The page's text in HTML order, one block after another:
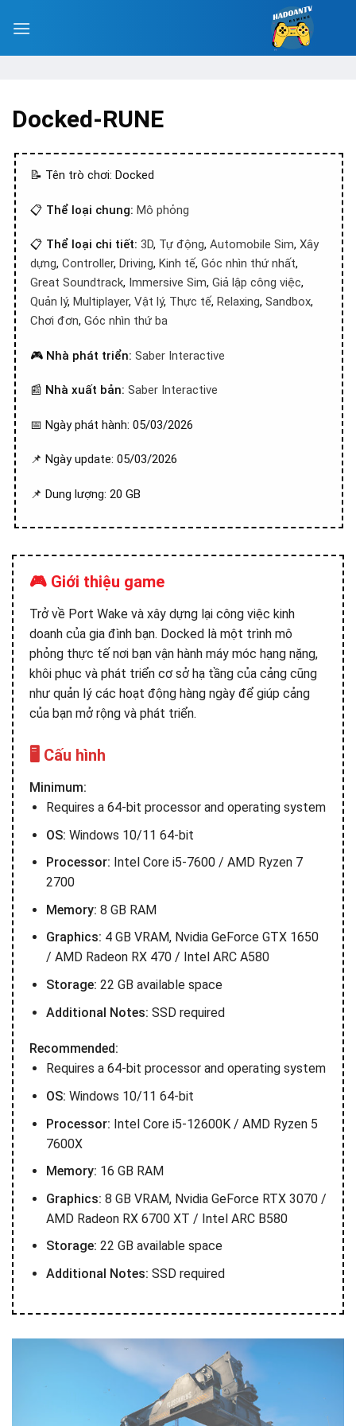
Docked-RUNE
📝 Tên trò chơi: Docked
📋 Thể loại chung: Mô phỏng
📋 Thể loại chi tiết: 3D, Tự động, Automobile Sim, Xây
dựng, Controller, Driving, Kinh tế, Góc nhìn thứ nhất,
Great Soundtrack, Immersive Sim, Giả lập công việc,
Quản lý, Multiplayer, Vật lý, Thực tế, Relaxing, Sandbox,
Chơi đơn, Góc nhìn thứ ba
🎮 Nhà phát triển: Saber Interactive
📰 Nhà xuất bản: Saber Interactive
📅 Ngày phát hành: 05/03/2026
📌 Ngày update: 05/03/2026
📌 Dung lượng: 20 GB
🎮 Giới thiệu game
Trở về Port Wake và xây dựng lại công việc kinh
doanh của gia đình bạn. Docked là một trình mô
phỏng thực tế nơi bạn vận hành máy móc hạng nặng,
khôi phục và phát triển cơ sở hạ tầng của cảng cũng
như quản lý các hoạt động hàng ngày để giúp cảng
của bạn mở rộng và phát triển.
🖥️ Cấu hình
Minimum:
Requires a 64-bit processor and operating system
OS: Windows 10/11 64-bit
Processor: Intel Core i5-7600 / AMD Ryzen 7
2700
Memory: 8 GB RAM
Graphics: 4 GB VRAM, Nvidia GeForce GTX 1650
/ AMD Radeon RX 470 / Intel ARC A580
Storage: 22 GB available space
Additional Notes: SSD required
Recommended:
Requires a 64-bit processor and operating system
OS: Windows 10/11 64-bit
Processor: Intel Core i5-12600K / AMD Ryzen 5
7600X
Memory: 16 GB RAM
Graphics: 8 GB VRAM, Nvidia GeForce RTX 3070 /
AMD Radeon RX 6700 XT / Intel ARC B580
Storage: 22 GB available space
Additional Notes: SSD required